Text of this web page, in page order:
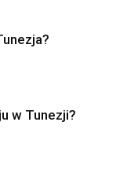
w Tunezji?